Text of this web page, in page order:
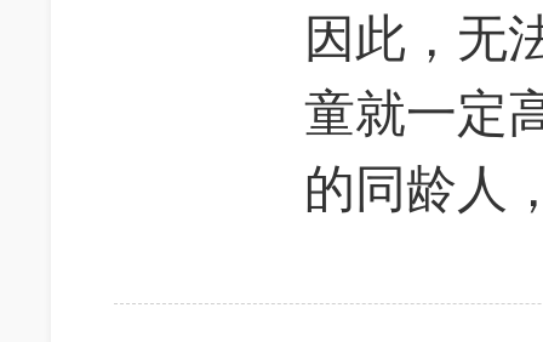
因此，无
童就一定
的同龄人